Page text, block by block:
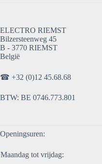
ELECTRO RIEMST
Bilzersteenweg 45
B - 3770 RIEMST
België
☎ +32 (0)12 45.68.68
BTW: BE 0746.773.801
Openingsuren:
Maandag tot vrijdag: